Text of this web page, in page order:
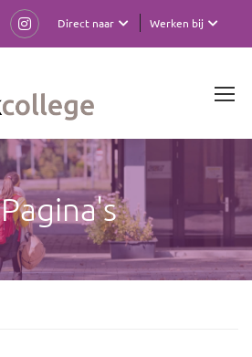
Werken bij
Direct naar
Pagina's